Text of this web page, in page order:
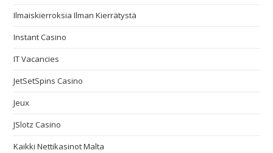
Ilmaiskierroksia Ilman Kierrätystä
Instant Casino
IT Vacancies
JetSetSpins Casino
Jeux
JSlotz Casino
Kaikki Nettikasinot Malta